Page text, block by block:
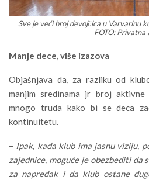
Sve je veći broj devojčica u Varvarinu
FOTO: Privatna
Manje dece, više izazova
Objašnjava da, za razliku od
manjim sredinama jr broj
mnogo truda kako bi se deca
kontinuitetu.
– Ipak, kada klub ima jasnu viziju,
zajednice, moguće je obezbediti da
za napredak i da klub ostane